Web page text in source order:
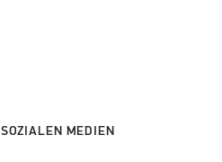
MEDIEN